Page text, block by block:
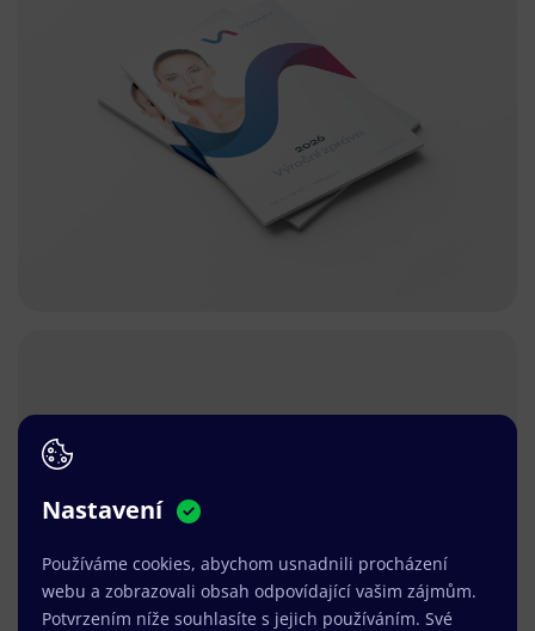
Nastavení
Používáme cookies, abychom usnadnili procházení
webu a zobrazovali obsah odpovídající vašim zájmům.
Potvrzením níže souhlasíte s jejich používáním. Své